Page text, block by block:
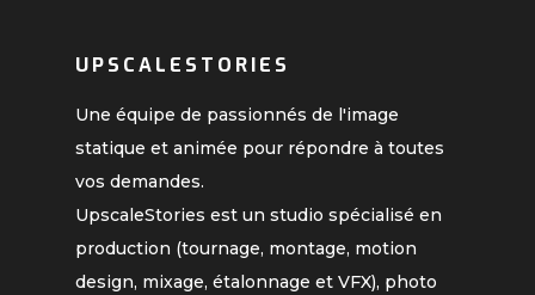
UPSCALESTORIES
Une équipe de passionnés de l'image
statique et animée pour répondre à toutes
vos demandes.
UpscaleStories est un studio spécialisé en
production (tournage, montage, motion
design, mixage, étalonnage et VFX), photo